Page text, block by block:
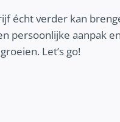
écht verder kan
persoonlijke aanpak
Let’s go!